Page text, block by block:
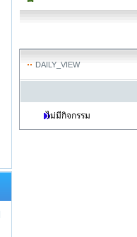
DAILY_VIEW
ไม่มีกิจกรรม